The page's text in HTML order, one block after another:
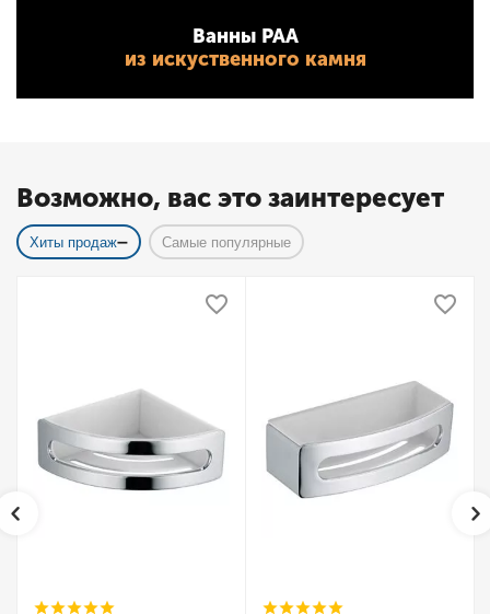
Ванны PAA
из искуственного камня
Возможно, вас это заинтересует
Хиты продаж Самые популярные